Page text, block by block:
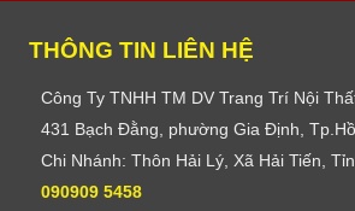
THÔNG TIN LIÊN HỆ
Công Ty TNHH TM DV Trang Trí Nội
431 Bạch Đằng, phường Gia Định,
Chi Nhánh: Thôn Hải Lý, Xã Hải Tiến,
090909 5458